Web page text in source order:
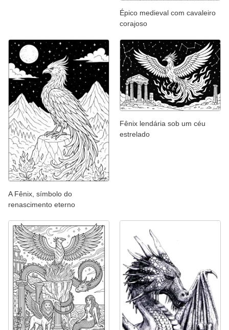
Épico medieval com cavaleiro
corajoso
A Fênix, símbolo do
renascimento eterno
Fênix lendária sob um céu
estrelado